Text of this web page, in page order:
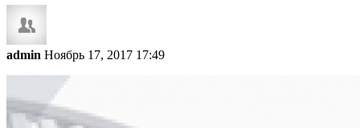
admin Ноябрь 17, 2017 17:49